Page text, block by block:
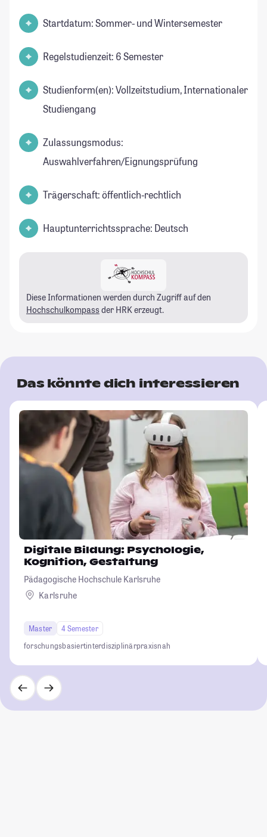
Startdatum: Sommer- und Wintersemester
Regelstudienzeit: 6 Semester
Studienform(en): Vollzeitstudium, Internationaler
Studiengang
Zulassungsmodus:
Auswahlverfahren/Eignungsprüfung
Trägerschaft: öffentlich-rechtlich
Hauptunterrichtssprache: Deutsch
Diese Informationen werden durch Zugriff auf den
Hochschulkompass der HRK erzeugt.
Das könnte dich interessieren
Digitale Bildung: Psychologie,
Kognition, Gestaltung
Pädagogische Hochschule Karlsruhe
Karlsruhe
Master
4 Semester
forschungsbasiertinterdisziplinärpraxisnah